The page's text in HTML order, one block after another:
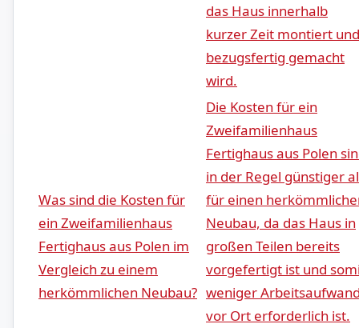
das Haus innerhalb⁣
kurzer Zeit montiert und
bezugsfertig gemacht
wird.
Was⁣ sind die Kosten ⁣für
ein Zweifamilienhaus
Fertighaus aus Polen im‌
Vergleich zu ​einem
herkömmlichen Neubau?
Die Kosten ‍für‌ ein
‍Zweifamilienhaus
⁢Fertighaus aus Polen
⁢in der Regel günstiger⁢
für einen
Neubau, da das Haus in
großen Teilen bereits
vorgefertigt ​ist ⁤und
weniger
vor Ort erforderlich ist.